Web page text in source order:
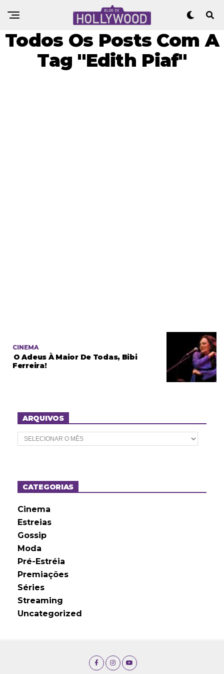
Todos Os Posts Com A
Tag "Edith Piaf"
CINEMA
O Adeus À Maior De Todas, Bibi
Ferreira!
ARQUIVOS
A
r
o
sCATEGORIAS
Cinema
Estreias
Gossip
Moda
Pré-Estréia
Premiações
Séries
Streaming
Uncategorized